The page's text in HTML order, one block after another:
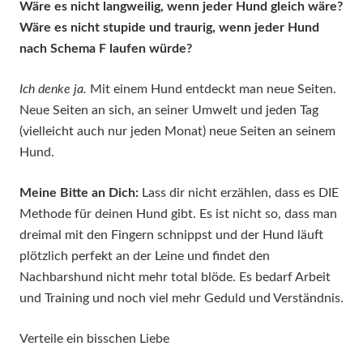
Wäre es nicht langweilig, wenn jeder Hund gleich wäre?
Wäre es nicht stupide und traurig, wenn jeder Hund
nach Schema F laufen würde?
Ich denke ja. Mit einem Hund entdeckt man neue Seiten.
Neue Seiten an sich, an seiner Umwelt und jeden Tag
(vielleicht auch nur jeden Monat) neue Seiten an seinem
Hund.
Meine Bitte an Dich: Lass dir nicht erzählen, dass es DIE
Methode für deinen Hund gibt. Es ist nicht so, dass man
dreimal mit den Fingern schnippst und der Hund läuft
plötzlich perfekt an der Leine und findet den
Nachbarshund nicht mehr total blöde. Es bedarf Arbeit
und Training und noch viel mehr Geduld und Verständnis.
Verteile ein bisschen Liebe